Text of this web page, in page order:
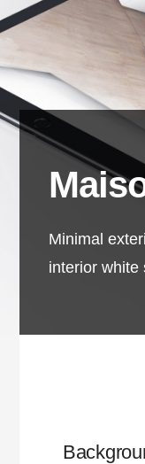
Minimal
interior white